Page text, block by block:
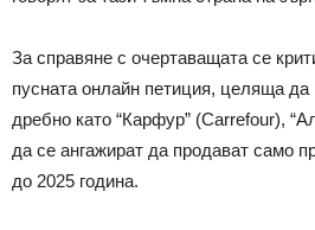
За справяне с очертаващата се
пусната онлайн петиция, целяща да
дребно като “Карфур” (Carrefour),
да се ангажират да продават само
до 2025 година.